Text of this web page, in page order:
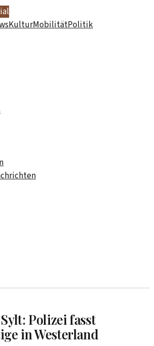
KulturMobilitätPolitik
Polizei fasst
in Westerland